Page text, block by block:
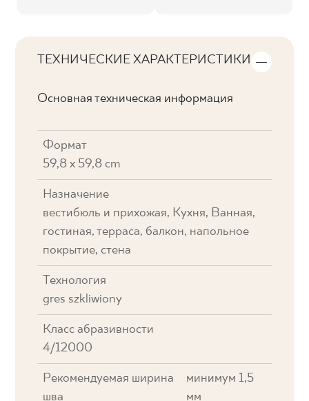
ТЕХНИЧЕСКИЕ ХАРАКТЕРИСТИКИ
Основная техническая информация
Формат
59,8 x 59,8 cm
Назначение
вестибюль и прихожая, Кухня, Ванная,
гостиная, терраса, балкон, напольное
покрытие, стена
Технология
gres szkliwiony
Класс абразивности
4/12000
Рекомендуемая ширина
шва
минимум 1,5
мм